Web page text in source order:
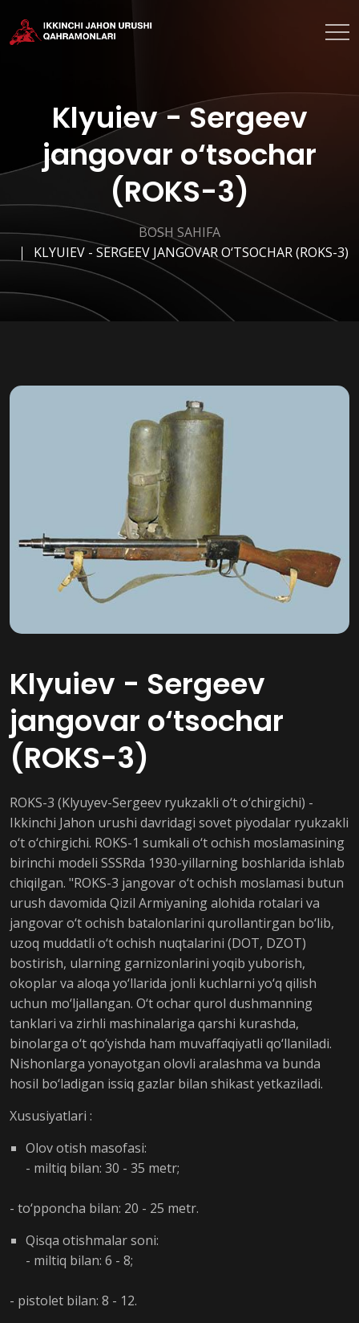
Klyuiev - Sergeev
jangovar o‘tsochar
(ROKS-3)
BOSH SAHIFA
KLYUIEV - SERGEEV JANGOVAR O‘TSOCHAR (ROKS-3)
Klyuiev - Sergeev
jangovar o‘tsochar
(ROKS-3)
ROKS-3 (Klyuyev-Sergeev ryukzakli o‘t o‘chirgichi) -
Ikkinchi Jahon urushi davridagi sovet piyodalar ryukzakli
o‘t o‘chirgichi. ROKS-1 sumkali o‘t ochish moslamasining
birinchi modeli SSSRda 1930-yillarning boshlarida ishlab
chiqilgan. "ROKS-3 jangovar o‘t ochish moslamasi butun
urush davomida Qizil Armiyaning alohida rotalari va
jangovar o‘t ochish batalonlarini qurollantirgan bo‘lib,
uzoq muddatli o‘t ochish nuqtalarini (DOT, DZOT)
bostirish, ularning garnizonlarini yoqib yuborish,
okoplar va aloqa yo‘llarida jonli kuchlarni yo‘q qilish
uchun mo‘ljallangan. O‘t ochar qurol dushmanning
tanklari va zirhli mashinalariga qarshi kurashda,
binolarga o‘t qo‘yishda ham muvaffaqiyatli qo‘llaniladi.
Nishonlarga yonayotgan olovli aralashma va bunda
hosil bo‘ladigan issiq gazlar bilan shikast yetkaziladi.
Xususiyatlari :
Olov otish masofasi:
- miltiq bilan: 30 - 35 metr;
- to‘pponcha bilan: 20 - 25 metr.
Qisqa otishmalar soni:
- miltiq bilan: 6 - 8;
- pistolet bilan: 8 - 12.